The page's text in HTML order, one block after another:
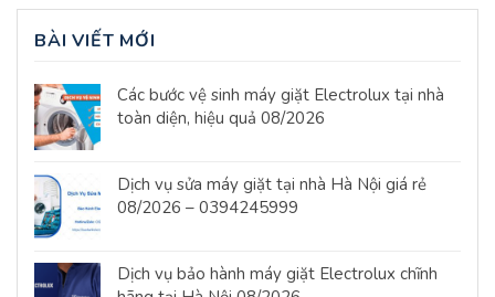
BÀI VIẾT MỚI
Các bước vệ sinh máy giặt Electrolux tại nhà
toàn diện, hiệu quả 08/2026
Dịch vụ sửa máy giặt tại nhà Hà Nội giá rẻ
08/2026 – 0394245999
Dịch vụ bảo hành máy giặt Electrolux chĩnh